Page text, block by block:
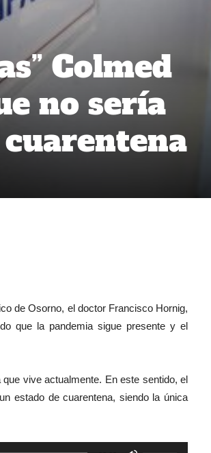
Colmed
no sería
de Osorno, el doctor Francisco Hornig,
que la pandemia sigue presente y el
vive actualmente. En este sentido, el
estado de cuarentena, siendo la única